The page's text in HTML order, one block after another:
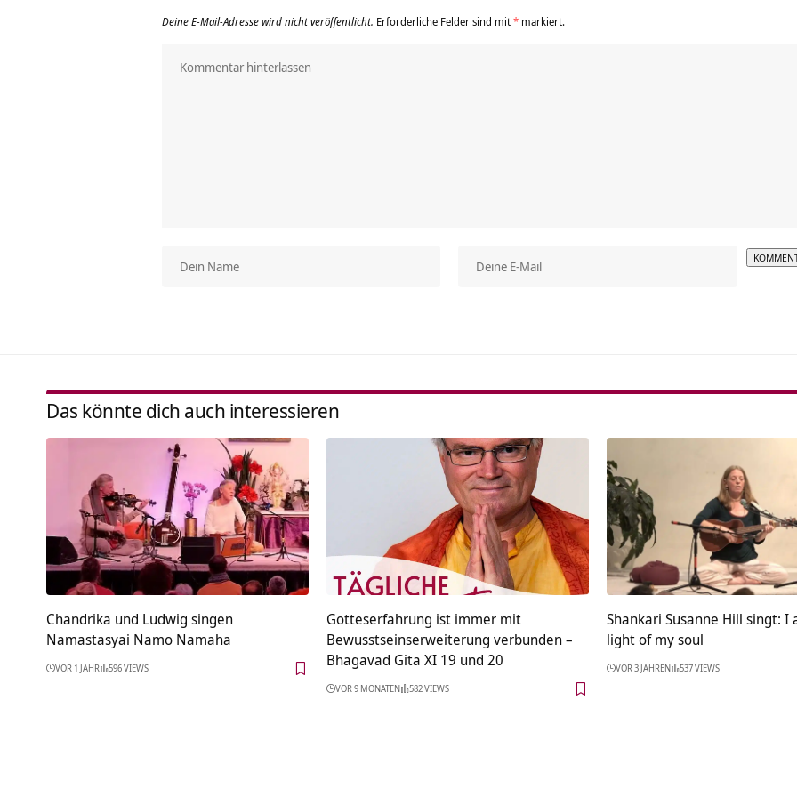
Deine E-Mail-Adresse wird nicht veröffentlicht. Erforderliche Felder sind mit* markiert.
Das könnte dich auch interessieren
Chandrika und Ludwig singen
Namastasyai Namo Namaha
VOR 1 JAHR 596 VIEWS
Gotteserfahrung ist immer mit
Bewusstseinserweiterung verbunden –
Bhagavad Gita XI 19 und 20
VOR 9 MONATEN 582 VIEWS
Shankari Susanne Hill singt: I
light of my soul
VOR 3 JAHREN 537 VIEWS